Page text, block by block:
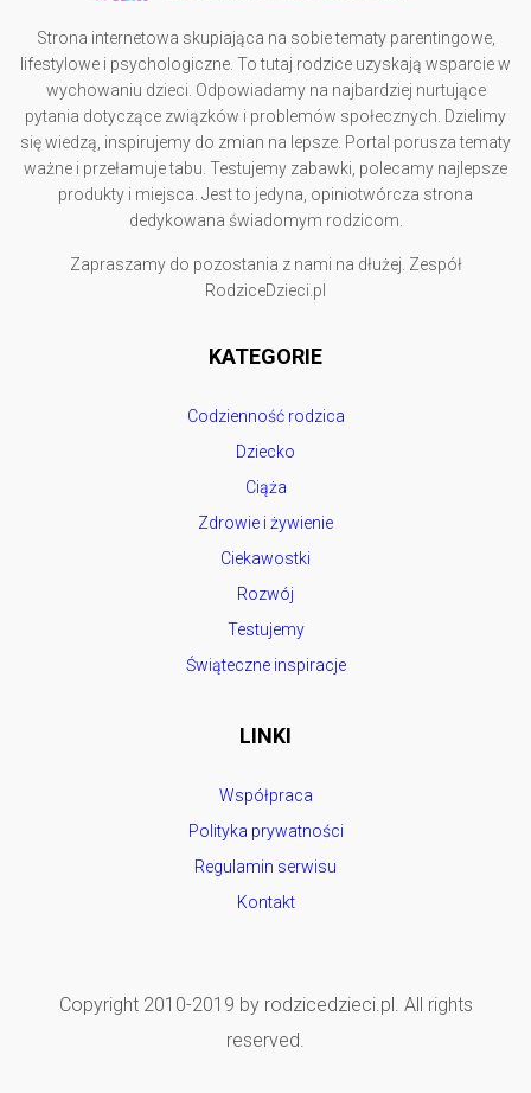
Strona internetowa skupiająca na sobie tematy parentingowe,
lifestylowe i psychologiczne. To tutaj rodzice uzyskają wsparcie w
wychowaniu dzieci. Odpowiadamy na najbardziej nurtujące
pytania dotyczące związków i problemów społecznych. Dzielimy
się wiedzą, inspirujemy do zmian na lepsze. Portal porusza tematy
ważne i przełamuje tabu. Testujemy zabawki, polecamy najlepsze
produkty i miejsca. Jest to jedyna, opiniotwórcza strona
dedykowana świadomym rodzicom.
Zapraszamy do pozostania z nami na dłużej. Zespół
RodziceDzieci.pl
KATEGORIE
Codzienność rodzica
Dziecko
Ciąża
Zdrowie i żywienie
Ciekawostki
Rozwój
Testujemy
Świąteczne inspiracje
LINKI
Współpraca
Polityka prywatności
Regulamin serwisu
Kontakt
Copyright 2010-2019 by rodzicedzieci.pl. All rights
reserved.